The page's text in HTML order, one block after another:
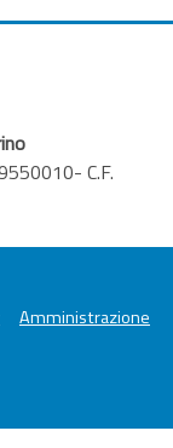
C.F.
Amministrazione